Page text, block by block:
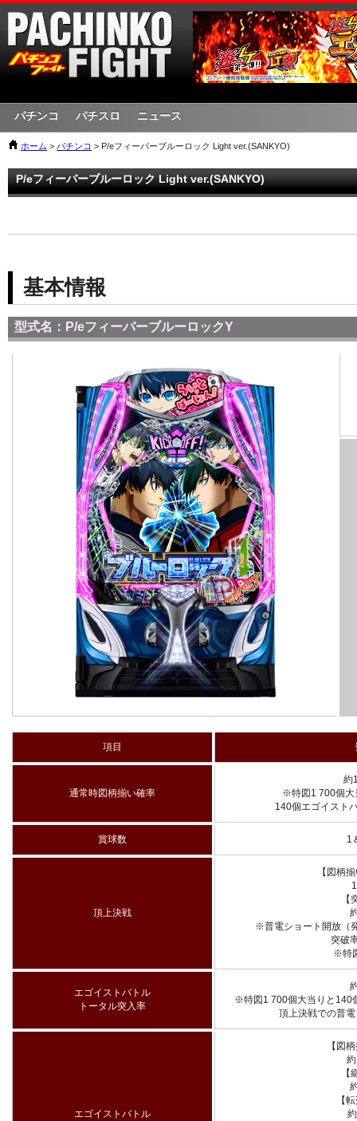
パチンコ パチスロ ニュース
ホーム > パチンコ > P/eフィーバーブルーロック Light ver.(SANKYO)
P/eフィーバーブルーロック Light ver.(SANKYO)
基本情報
型式名：P/eフィーバーブルーロックY
項目
通常時図柄揃い確率
約
※特図1 700個大
140個エゴイスト
賞球数 1
頂上決戦
【図柄
【
※普電ショート開放（
突破
※特
エゴイストバトル
トータル突入率
※特図1 700個大当りと140
頂上決戦での普
エゴイストバトル
【図
【
【